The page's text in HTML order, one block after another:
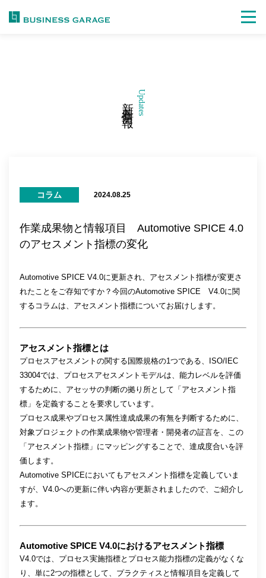
Updates
新着情報
コラム 2024.08.25
作業成果物と情報項目 Automotive SPICE 4.0
のアセスメント指標の変化
Automotive SPICE V4.0に更新され、アセスメント指標が変更さ
れたことをご存知ですか？今回のAutomotive SPICE V4.0に関
するコラムは、アセスメント指標についてお届けします。
アセスメント指標とは
プロセスアセスメントの関する国際規格の1つである、ISO/IEC
33004では、プロセスアセスメントモデルは、能力レベルを評価
するために、アセッサの判断の拠り所として「アセスメント指
標」を定義することを要求しています。
プロセス成果やプロセス属性達成成果の有無を判断するために、
対象プロジェクトの作業成果物や管理者・開発者の証言を、この
「アセスメント指標」にマッピングすることで、達成度合いを評
価します。
Automotive SPICEにおいてもアセスメント指標を定義していま
すが、V4.0への更新に伴い内容が更新されましたので、ご紹介し
ます。
Automotive SPICE V4.0におけるアセスメント指標
V4.0では、プロセス実施指標とプロセス能力指標の定義がなくな
り、単に2つの指標として、プラクティスと情報項目を定義して